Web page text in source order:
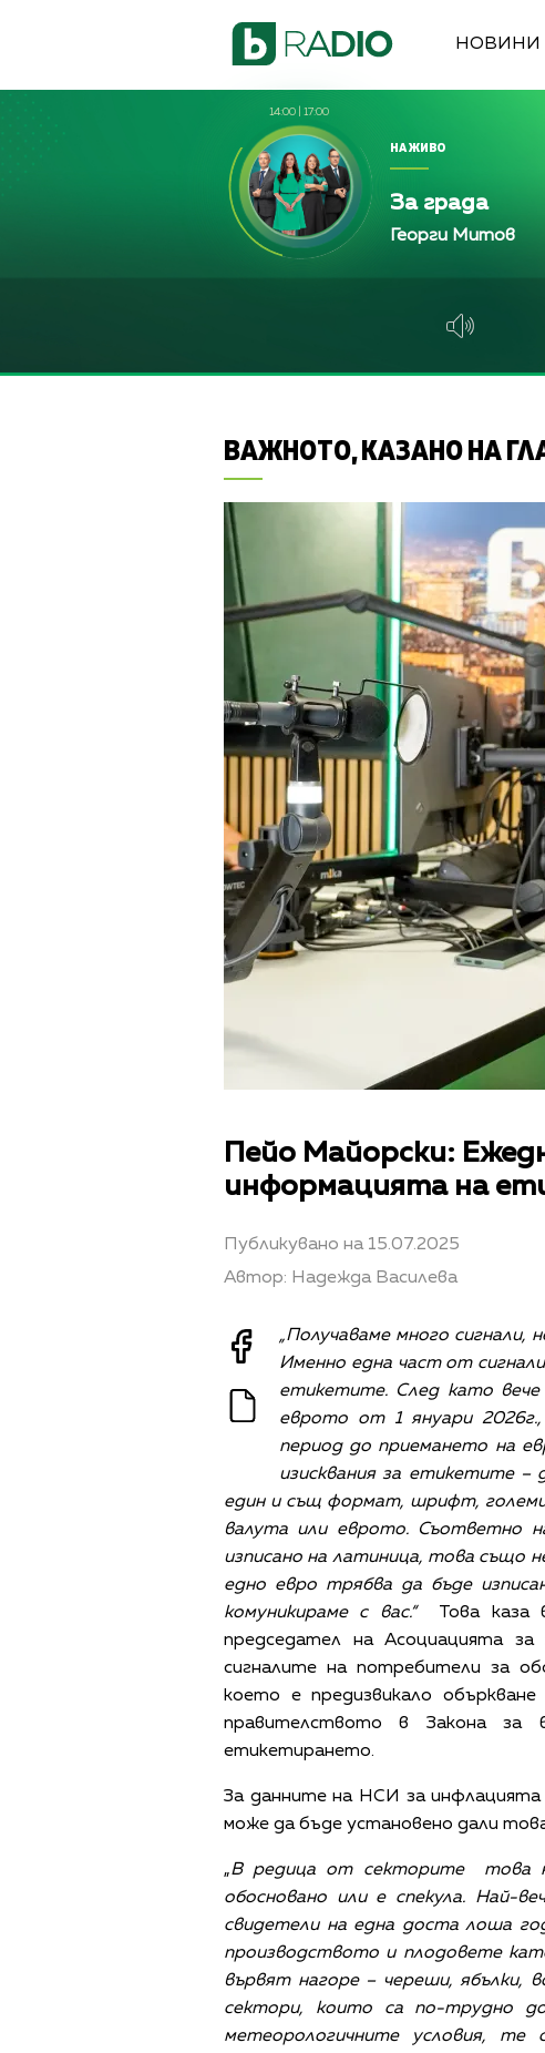
НОВИНИ
14:00 17:00
НА ЖИВО
За града
Георги Митов
ВАЖНОТО, КАЗАНО НА
Пейо Майорски:
информацията на
Публикувано на 15.07.2025
Автор: Надежда Василева
„Получаваме много сигнали,
Именно една част от
етикетите. След като
еврото от 1 януари
период до приемането на
изисквания за етикетите –
един и същ формат, шрифт,
валута или еврото. Съответно
изписано на латиница, това също
едно евро трябва да бъде
комуникираме с вас.“Това каза в
председател на Асоциацията
сигналите на потребители за
което е предизвикало
правителството в Закона за
етикетирането.
За данните на НСИ за инфлацията
може да бъде установено дали
„В редица от секторите това
обосновано или е спекула. Най-
свидетели на една доста лоша
производството и плодовете
вървят нагоре – череши, ябълки,
сектори, които са по-трудно
метеорологичните условия,